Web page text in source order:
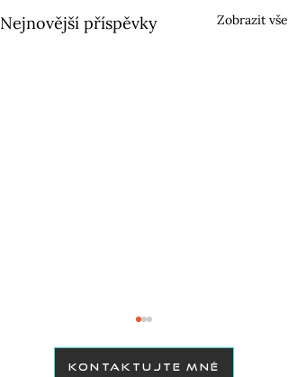
Nejnovější příspěvky Zobrazit vše
KONTAKTUJTE MNĚ